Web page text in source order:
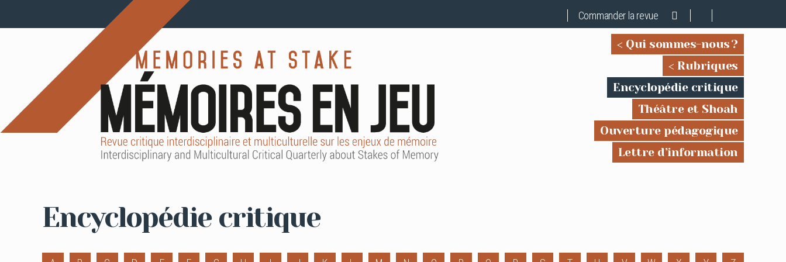
Commander la revue
Qui sommes-nous ?
Rubriques
Encyclopédie critique
Théâtre et Shoah
Ouverture pédagogique
Lettre d’information
Encyclopédie critique